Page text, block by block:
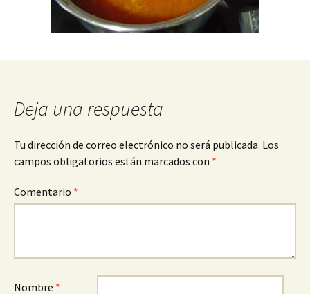
Deja una respuesta
Tu dirección de correo electrónico no será publicada. Los
campos obligatorios están marcados con *
Comentario *
Nombre *